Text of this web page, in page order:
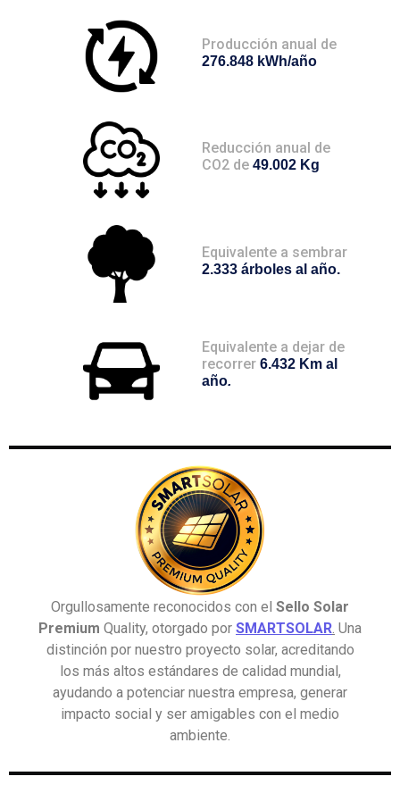
Producción anual de
276.848 kWh/año
Reducción anual de
CO2 de 49.002 Kg
Equivalente a sembrar
2.333 árboles al año.
Equivalente a dejar de
recorrer 6.432 Km al
año.
Orgullosamente reconocidos con el Sello Solar
Premium Quality, otorgado por SMARTSOLAR. Una
distinción por nuestro proyecto solar, acreditando
los más altos estándares de calidad mundial,
ayudando a potenciar nuestra empresa, generar
impacto social y ser amigables con el medio
ambiente.